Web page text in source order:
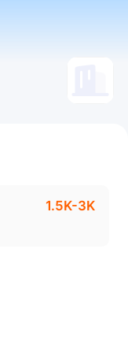
1.5K-3K